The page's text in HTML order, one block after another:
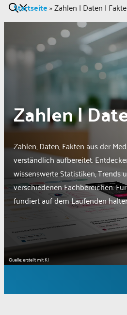
Startseite»Zahlen | Daten |
Zahlen |
Zahlen, Daten, Fakten aus der
verständlich aufbereitet.
wissenswerte Statistiken, Trends
verschiedenen Fachbereichen.
fundiert auf dem Laufenden
Quelle: erstellt mit KI